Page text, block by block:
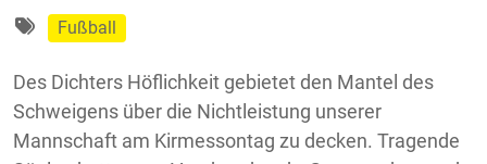
Fußball
Des Dichters Höflichkeit gebietet den Mantel des
Schweigens über die Nichtleistung unserer
Mannschaft am Kirmessontag zu decken. Tragende